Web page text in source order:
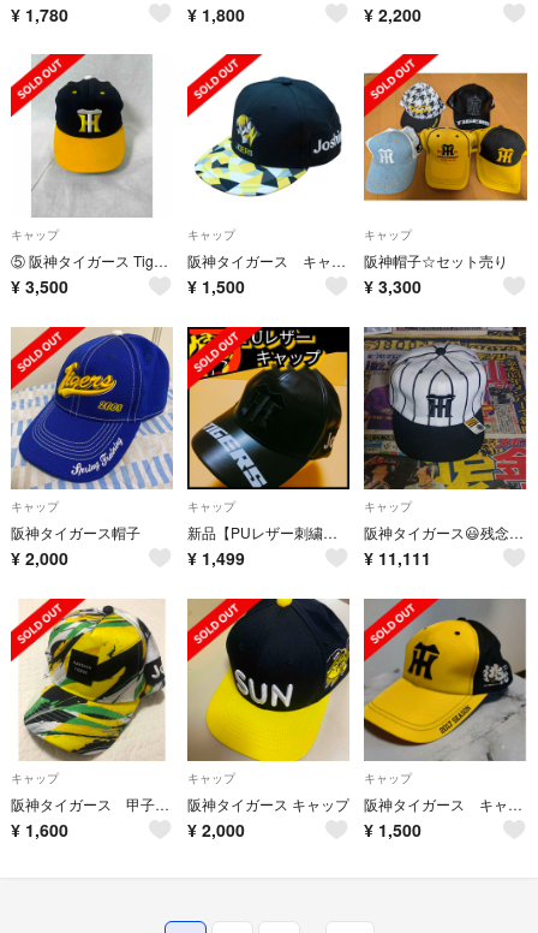
¥ 1,780 ¥ 1,800 ¥ 2,200
キャップ
⑤ 阪神タイガース Tigers キャップ cap 帽子
¥ 3,500
キャップ
阪神タイガース キャップ 甲子園入場者プレゼント 未使用品
¥ 1,500
キャップ
阪神帽子☆セット売り
¥ 3,300
キャップ
阪神タイガース帽子
¥ 2,000
キャップ
新品【PUレザー刺繍キャップ(F)】阪神タイガース☆人気のブラック☆送料無料
¥ 1,499
キャップ
阪神タイガース😃残念です😢サインくれなかったです😢
¥ 11,111
キャップ
阪神タイガース 甲子園開幕キャップ非売品タオル
¥ 1,600
キャップ
阪神タイガース キャップ
¥ 2,000
キャップ
阪神タイガース キャップ
¥ 1,500